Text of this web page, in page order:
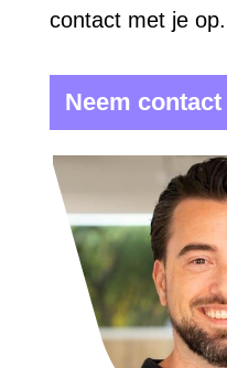
contact met je op.
Neem contact